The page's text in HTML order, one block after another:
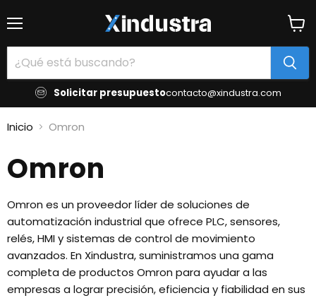
Solicitar presupuestocontacto@xindustra.com
Inicio Omron
Omron
Omron es un proveedor líder de soluciones de
automatización industrial que ofrece PLC, sensores,
relés, HMI y sistemas de control de movimiento
avanzados. En Xindustra, suministramos una gama
completa de productos Omron para ayudar a las
empresas a lograr precisión, eficiencia y fiabilidad en sus